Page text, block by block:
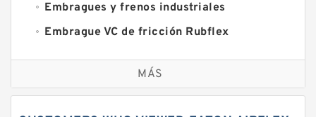
Embragues y frenos industriales
Embrague VC de fricción Rubflex
Embragues y frenos VC
MÁS